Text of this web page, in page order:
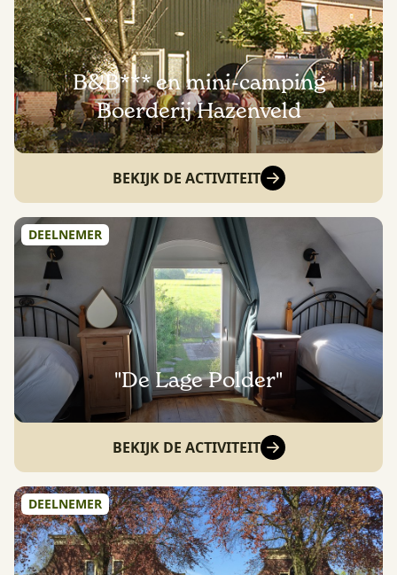
B&B*** en mini-camping
Boerderij Hazenveld
BEKIJK DE ACTIVITEIT
DEELNEMER
"De Lage Polder"
BEKIJK DE ACTIVITEIT
DEELNEMER